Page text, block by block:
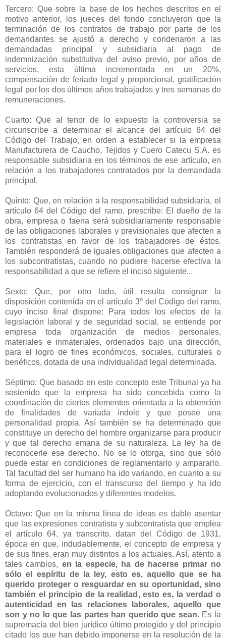
Tercero: Que sobre la base de los hechos descritos en el
motivo anterior, los jueces del fondo concluyeron que la
terminación de los contratos de trabajo por parte de los
demandantes se ajustó a derecho y condenaron a las
demandadas principal y subsidiaria al pago de
indemnización substitutiva del aviso previo, por años de
servicios, esta última incrementada en un 20%,
compensación de feriado legal y proporcional, gratificación
legal por los dos últimos años trabajados y tres semanas de
remuneraciones.
Cuarto: Que al tenor de lo expuesto la controversia se
circunscribe a determinar el alcance del artículo 64 del
Código del Trabajo, en orden a establecer si la empresa
Manufacturera de Caucho, Tejidos y Cuero Catecu S.A. es
responsable subsidiaria en los términos de ese artículo, en
relación a los trabajadores contratados por la demandada
principal.
Quinto: Que, en relación a la responsabilidad subsidiaria, el
artículo 64 del Código del ramo, prescribe: El dueño de la
obra, empresa o faena será subsidiariamente responsable
de las obligaciones laborales y previsionales que afecten a
los contratistas en favor de los trabajadores de éstos.
También responderá de iguales obligaciones que afecten a
los subcontratistas, cuando no pudiere hacerse efectiva la
responsabilidad a que se refiere el inciso siguiente...
Sexto: Que, por otro lado, útil resulta consignar la
disposición contenida en el artículo 3º del Código del ramo,
cuyo inciso final dispone: Para todos los efectos de la
legislación laboral y de seguridad social, se entiende por
empresa toda organización de medios personales,
materiales e inmateriales, ordenados bajo una dirección,
para el logro de fines económicos, sociales, culturales o
benéficos, dotada de una individualidad legal determinada.
Séptimo: Que basado en este concepto este Tribunal ya ha
sostenido que la empresa ha sido concebida como la
coordinación de ciertos elementos orientada a la obtención
de finalidades de variada índole y que posee una
personalidad propia. Así también se ha determinado que
constituye un derecho del hombre organizarse para producir
y que tal derecho emana de su naturaleza. La ley ha de
reconocerle ese derecho. No se lo otorga, sino que sólo
puede estar en condiciones de reglamentarlo y ampararlo.
Tal facultad del ser humano ha ido variando, en cuanto a su
forma de ejercicio, con el transcurso del tiempo y ha ido
adoptando evolucionados y diferentes modelos.
Octavo: Que en la misma línea de ideas es dable asentar
que las expresiones contratista y subcontratista que emplea
el artículo 64, ya transcrito, datan del Código de 1931,
época en que, indudablemente, el concepto de empresa y
de sus fines, eran muy distintos a los actuales. Así, atento a
tales cambios, en la especie, ha de hacerse primar no
sólo el espíritu de la ley, esto es, aquello que se ha
querido proteger o resguardar en su oportunidad, sino
también el principio de la realidad, esto es, la verdad o
autenticidad en las relaciones laborales, aquello que
son y no lo que las partes han querido que sean. Es la
supremacía del bien jurídico último protegido y del principio
citado los que han debido imponerse en la resolución de la